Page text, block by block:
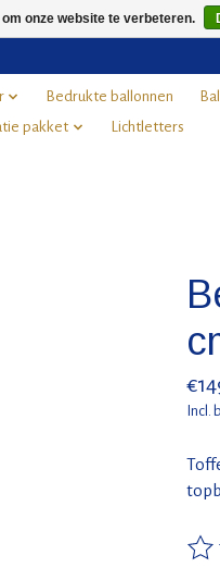
Bedrukte ballonnen
pakket
Lichtletters
Incl.
De
onze website te verbeteren.